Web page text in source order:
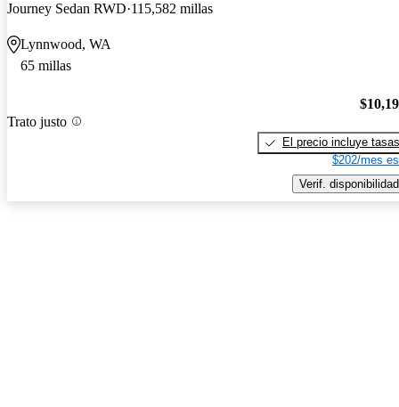
Journey Sedan RWD 115,582 millas
Lynnwood, WA
65 millas
Trato justo
El precio incluye tasas
$202/mes
Verif. disponibilidad